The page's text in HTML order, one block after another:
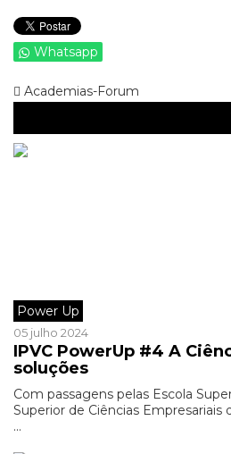
Whatsapp
Academias-Forum
Power Up
05 julho 2024
IPVC PowerUp #4 A
soluções
Com passagens pelas Escola
Superior de Ciências Empresariais
...